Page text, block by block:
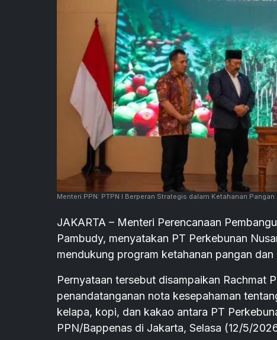
Menteri PPN: PTPN I Berperan Strategis dalam Ketahanan Pangan
JAKARTA – Menteri Perencanaan
Pambudy, menyatakan PT Perkebunan
mendukung program ketahanan pangan
Pernyataan tersebut disampaikan Rachmat
penandatanganan nota kesepahaman
kelapa, kopi, dan kakao antara PT
PPN/Bappenas di Jakarta, Selasa (12/5/